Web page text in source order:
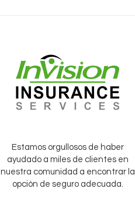
Estamos orgullosos de haber
ayudado a miles de clientes en
nuestra comunidad a encontrar la
opción de seguro adecuada.